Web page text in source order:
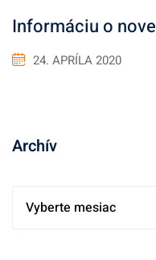
Informáciu o
24. APRÍLA 2020
Archív